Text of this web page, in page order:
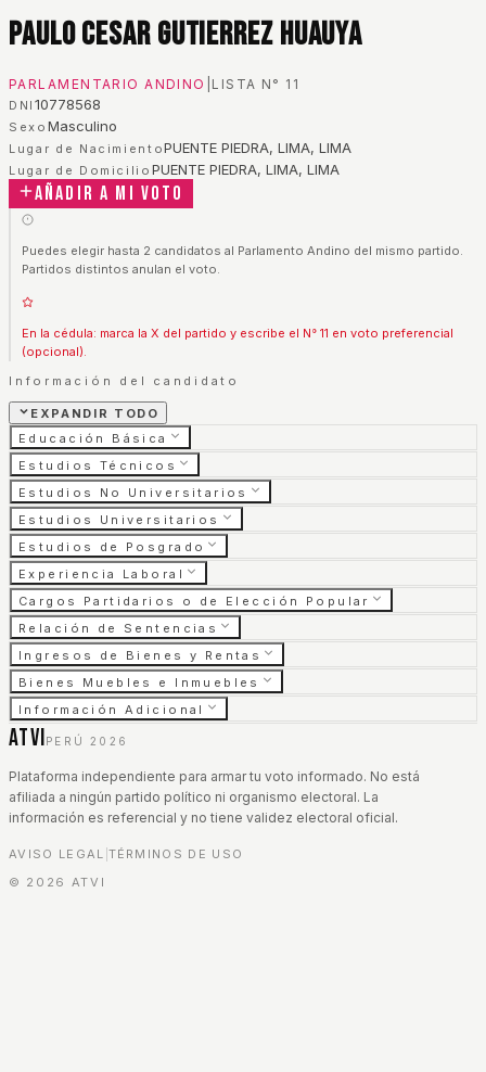
Paulo Cesar Gutierrez Huauya
PARLAMENTARIO ANDINO LISTA N° 11
DNI 10778568
Sexo Masculino
Lugar de NacimientoPUENTE PIEDRA, LIMA, LIMA
Lugar de Domicilio PUENTE PIEDRA, LIMA, LIMA
Añadir a mi voto
Puedes elegir hasta 2 candidatos al Parlamento Andino del mismo partido.
Partidos distintos anulan el voto.
En la cédula: marca la X del partido y escribe el N° 11 en voto preferencial
(opcional).
Información del candidato
EXPANDIR TODO
Educación Básica
Estudios Técnicos
Estudios No Universitarios
Estudios Universitarios
Estudios de Posgrado
Experiencia Laboral
Cargos Partidarios o de Elección Popular
Relación de Sentencias
Ingresos de Bienes y Rentas
Bienes Muebles e Inmuebles
Información Adicional
ATVI PERÚ 2026
Plataforma independiente para armar tu voto informado. No está
afiliada a ningún partido político ni organismo electoral. La
información es referencial y no tiene validez electoral oficial.
AVISO LEGAL TÉRMINOS DE USO
© 2026 ATVI